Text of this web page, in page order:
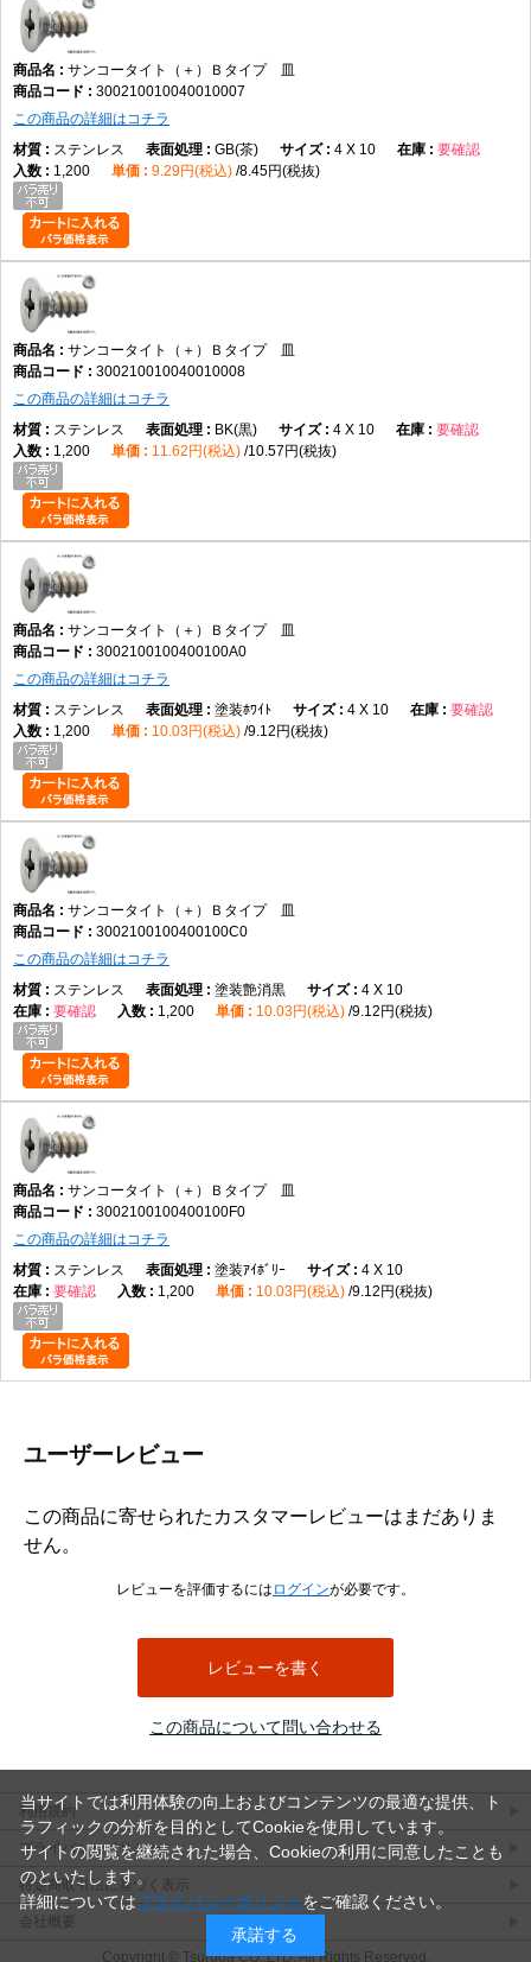
この商品について問い合わせる
サンコータイト（＋）Ｂタイプ 皿
300210010040010007
この商品の詳細はコチラ
ステンレス
GB(茶) 4 X 10
要確認
1,200
9.29円(税込) 8.45円(税抜)
サンコータイト（＋）Ｂタイプ 皿
300210010040010008
この商品の詳細はコチラ
ステンレス
BK(黒) 4 X 10
要確認
1,200
11.62円(税込) 10.57円(税抜)
サンコータイト（＋）Ｂタイプ 皿
3002100100400100A0
この商品の詳細はコチラ
ステンレス
塗装ﾎﾜｲﾄ 4 X 10
要確認
1,200
10.03円(税込) 9.12円(税抜)
サンコータイト（＋）Ｂタイプ 皿
3002100100400100C0
この商品の詳細はコチラ
ステンレス
塗装艶消黒
4 X 10
要確認
1,200 10.03円(税込) 9.12円(税抜)
サンコータイト（＋）Ｂタイプ 皿
3002100100400100F0
この商品の詳細はコチラ
ステンレス
塗装ｱｲﾎﾞﾘｰ
4 X 10
要確認
1,200 10.03円(税込) 9.12円(税抜)
ユーザーレビュー
この商品に寄せられたカスタマーレビューはまだありま
せん。
レビューを評価するには ログインが必要です。
レビューを書く
利用規約
プライバシーポリシー
特定商取引法に基づく表示
会社概要
Copyright © Tsuruga CO.,LTD. All Rights Reserved.
当サイトでは利用体験の向上およびコンテンツの最適な提供、ト
ラフィックの分析を目的としてCookieを使用しています。
サイトの閲覧を継続された場合、Cookieの利用に同意したことも
のといたします。
詳細についてはプライバシーポリシーをご確認ください。
承諾する